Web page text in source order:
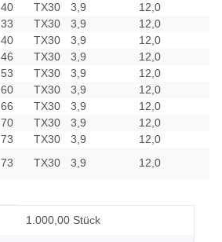
40 TX30 3,9
12,0
33 TX30 3,9
12,0
40 TX30 3,9
12,0
46 TX30 3,9
12,0
53 TX30 3,9
12,0
60 TX30 3,9
12,0
66 TX30 3,9
12,0
70 TX30 3,9
12,0
73 TX30 3,9
12,0
73 TX30 3,9 12,0
1.000,00 Stück